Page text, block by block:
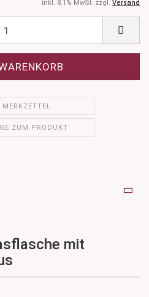
inkl. 8.1% MwSt. zzgl. Versand
MERKZETTEL
ZUM PRODUKT
mit